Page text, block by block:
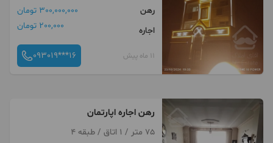
رهن
300,000,000 تومان
اجاره
200,000 تومان
11 ماه پیش 093019***16
رهن اجاره اپارتمان
75 متر / 1 اتاق / طبقه 4